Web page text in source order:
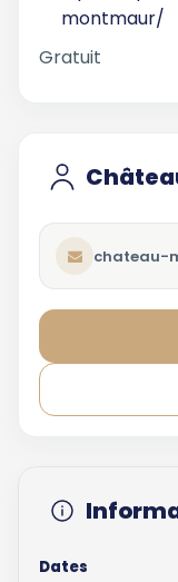
montmaur/
Gratuit
chateau-
Dates